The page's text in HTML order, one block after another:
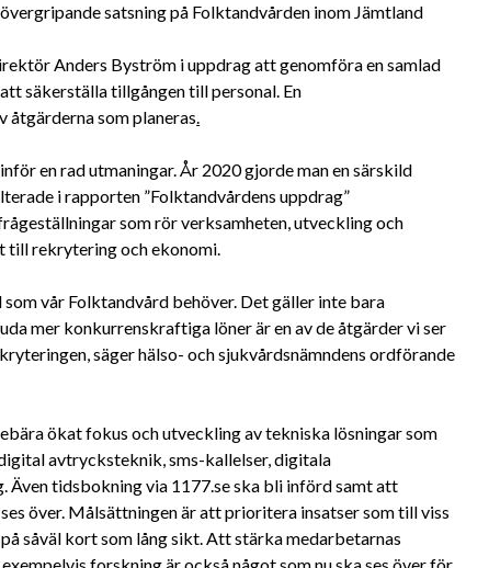
satsning på Folktandvården inom Jämtland
Anders Byström i uppdrag att genomföra en samlad
säkerställa tillgången till personal. En
åtgärderna som planeras.
en rad utmaningar. År 2020 gjorde man en särskild
i rapporten ”Folktandvårdens uppdrag”
som rör verksamheten, utveckling och
till rekrytering och ekonomi.
vår Folktandvård behöver. Det gäller inte bara
mer konkurrenskraftiga löner är en av de åtgärder vi ser
säger hälso- och sjukvårdsnämndens ordförande
ökat fokus och utveckling av tekniska lösningar som
avtrycksteknik, sms-kallelser, digitala
tidsbokning via 1177.se ska bli införd samt att
över. Målsättningen är att prioritera insatser som till viss
såväl kort som lång sikt. Att stärka medarbetarnas